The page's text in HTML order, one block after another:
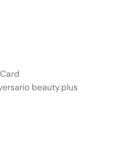
beauty.plus